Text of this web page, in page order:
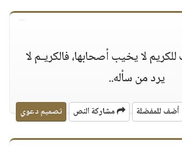
لا يخيب أصحابها، فالكريـم لا
يرد من سأله..
أضف للمفضلة مشاركة النص تصميم دعوي